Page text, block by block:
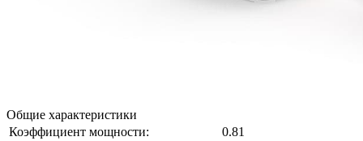
Общие характеристики
Коэффициент мощности:
0.81